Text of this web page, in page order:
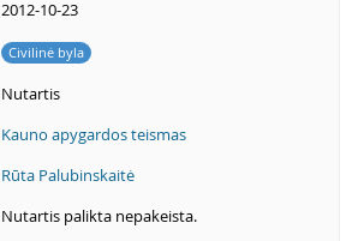
2012-10-23
Civilinė byla
Nutartis
Kauno apygardos teismas
Rūta Palubinskaitė
Nutartis palikta nepakeista.